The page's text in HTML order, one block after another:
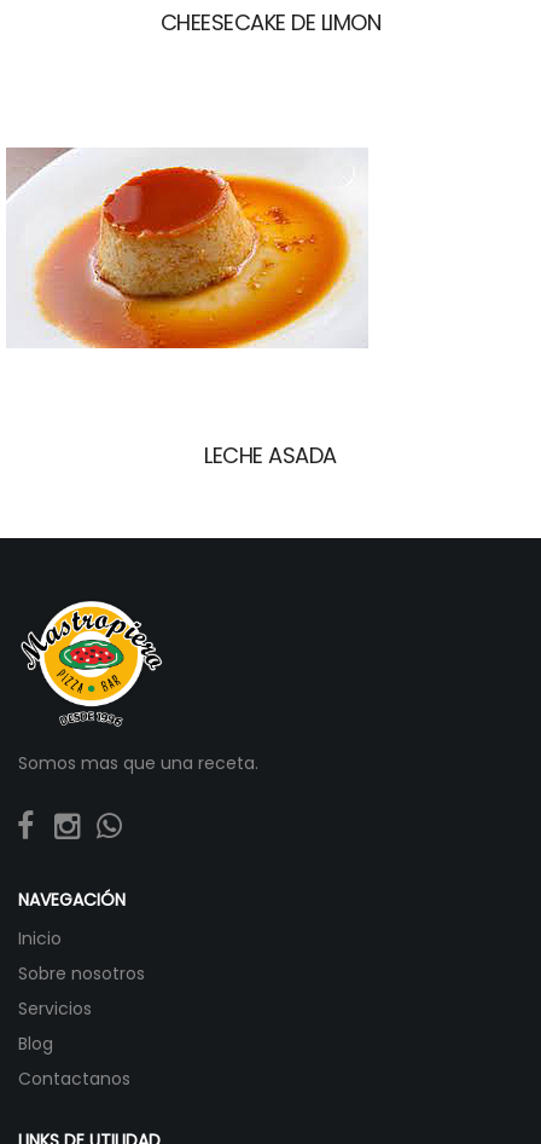
CHEESECAKE DE LIMON
LECHE ASADA
Somos mas que una receta.
NAVEGACIÓN
Inicio
Sobre nosotros
Servicios
Blog
Contactanos